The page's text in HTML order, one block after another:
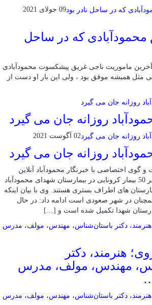
09 جولای 2021
محمودآبادی که در ساحل
: آخرین ماموریت ناجی غریق پیشکسوت محمودآبادی
همیشه موفق بود ، ولی این بار او دست از
روزانه جان می گیرد
02 آگوست 2021
روزانه جان می گیرد
گوی اختصاصی با خبرنگار محمودآباد آنلاین
افزود:در حال حاضر 50 بیمار کرونایی در بیمارستان شهدای محمودآباد
بیمارستان های اطراف بستری هستند. وی با بیان اینکه
در شهر صعودی است ادامه داد: در حال
شهدا تکمیل شده است و […]
هنرمند، دکتر
مهندس، مولف، مدرس